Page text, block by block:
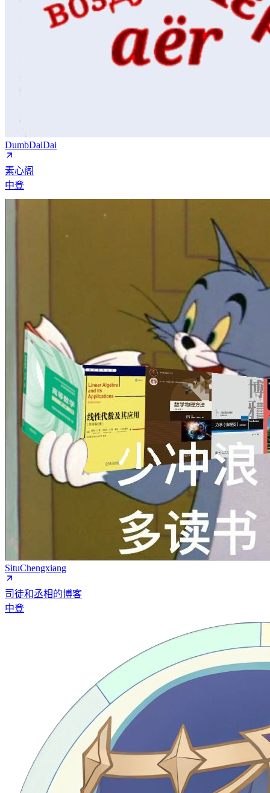
DumbDaiDai
素心阁
中登
SituChengxiang
司徒和丞相的博客
中登